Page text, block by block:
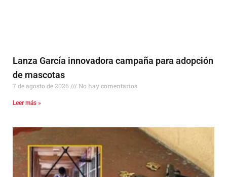
Lanza García innovadora campaña para adopción
de mascotas
7 de agosto de 2026 No hay comentarios
Leer más »